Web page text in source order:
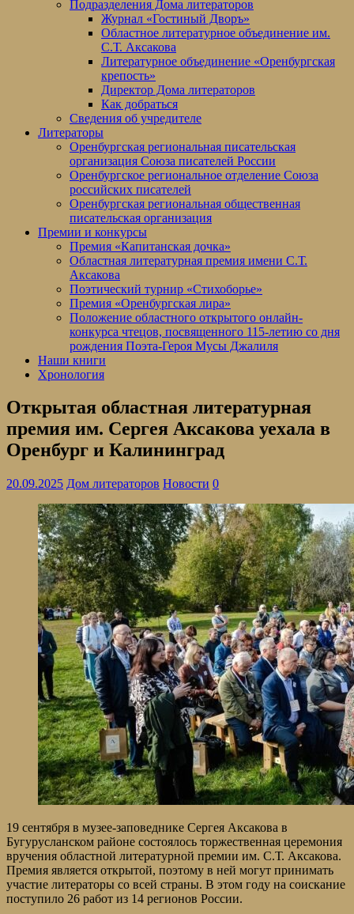
Подразделения Дома литераторов
Журнал «Гостиный Дворъ»
Областное литературное объединение им.
С.Т. Аксакова
Литературное объединение «Оренбургская
крепость»
Директор Дома литераторов
Как добраться
Сведения об учредителе
Литераторы
Оренбургская региональная писательская
организация Союза писателей России
Оренбургское региональное отделение Союза
российских писателей
Оренбургская региональная общественная
писательская организация
Премии и конкурсы
Премия «Капитанская дочка»
Областная литературная премия имени С.Т.
Аксакова
Поэтический турнир «Стихоборье»
Премия «Оренбургская лира»
Положение областного открытого онлайн-
конкурса чтецов, посвященного 115-летию со дня
рождения Поэта-Героя Мусы Джалиля
Наши книги
Хронология
Открытая областная литературная
премия им. Сергея Аксакова уехала в
Оренбург и Калининград
20.09.2025 Дом литераторов Новости 0
19 сентября в музее-заповеднике Сергея Аксакова в
Бугурусланском районе состоялось торжественная церемония
вручения областной литературной премии им. С.Т. Аксакова.
Премия является открытой, поэтому в ней могут принимать
участие литераторы со всей страны. В этом году на соискание
поступило 26 работ из 14 регионов России.